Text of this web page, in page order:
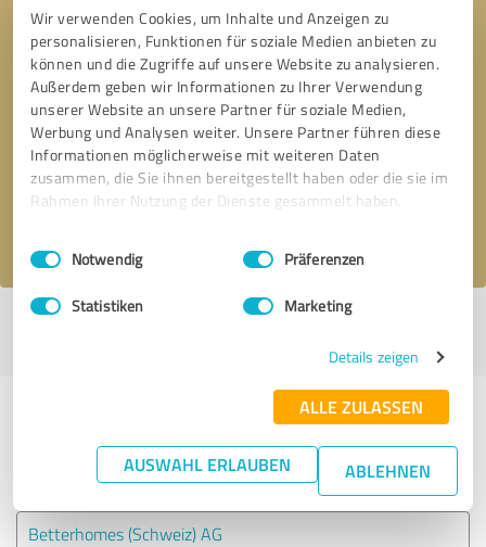
Wir verwenden Cookies, um Inhalte und Anzeigen zu
personalisieren, Funktionen für soziale Medien anbieten zu
können und die Zugriffe auf unsere Website zu analysieren.
Außerdem geben wir Informationen zu Ihrer Verwendung
unserer Website an unsere Partner für soziale Medien,
Werbung und Analysen weiter. Unsere Partner führen diese
Informationen möglicherweise mit weiteren Daten
zusammen, die Sie ihnen bereitgestellt haben oder die sie im
Rahmen Ihrer Nutzung der Dienste gesammelt haben.
Impressum Datenschutzbestimmungen
Einwilligungsauswahl
Notwendig Präferenzen
Statistiken Marketing
Details zeigen
ALLE ZULASSEN
AUSWAHL ERLAUBEN ABLEHNEN
Bitte um Rückruf * Erforderliche Angaben
Nachricht senden
Erfahrungen zu weiteren
Anbietern aus dem Bereich
Immobilienvermittlung
Betterhomes (Schweiz) AG